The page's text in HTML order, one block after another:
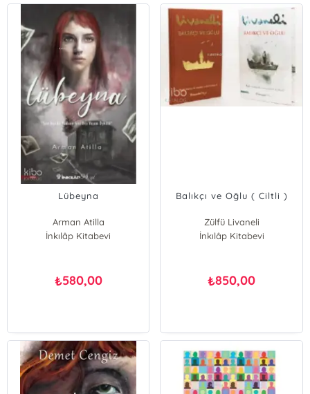
Lübeyna
Arman Atilla
İnkılâp Kitabevi
₺580,00
Balıkçı ve Oğlu ( Ciltli )
Zülfü Livaneli
İnkılâp Kitabevi
₺850,00